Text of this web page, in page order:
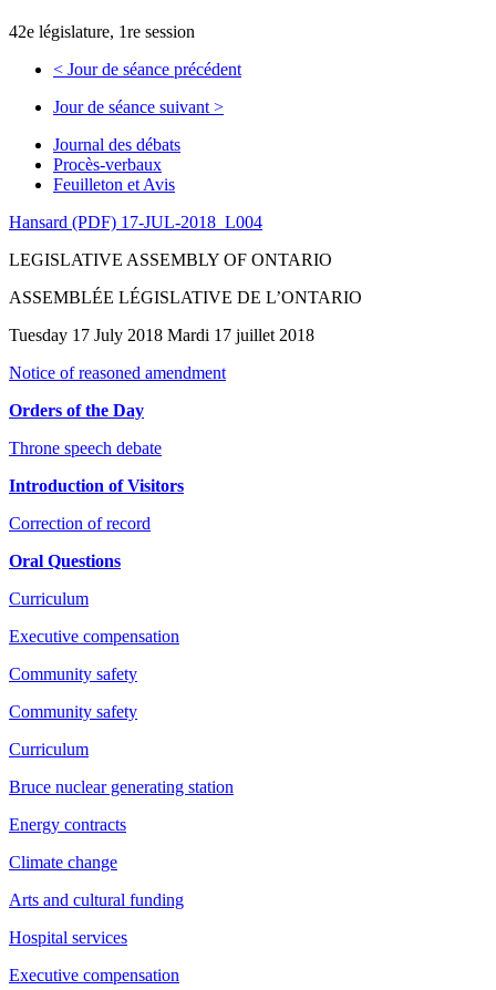
42e législature, 1re session
< Jour de séance précédent
Jour de séance suivant >
Journal des débats
Procès-verbaux
Feuilleton et Avis
Hansard (PDF) 17-JUL-2018_L004
LEGISLATIVE ASSEMBLY OF ONTARIO
ASSEMBLÉE LÉGISLATIVE DE L’ONTARIO
Tuesday 17 July 2018 Mardi 17 juillet 2018
Notice of reasoned amendment
Orders of the Day
Throne speech debate
Introduction of Visitors
Correction of record
Oral Questions
Curriculum
Executive compensation
Community safety
Community safety
Curriculum
Bruce nuclear generating station
Energy contracts
Climate change
Arts and cultural funding
Hospital services
Executive compensation